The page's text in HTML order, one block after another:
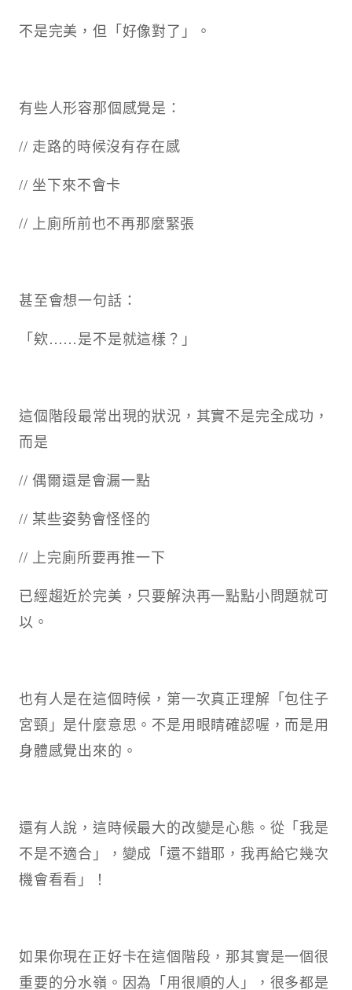
不是完美，但「好像對了」。
有些人形容那個感覺是：
// 走路的時候沒有存在感
// 坐下來不會卡
// 上廁所前也不再那麼緊張
甚至會想一句話：
「欸……是不是就這樣？」
這個階段最常出現的狀況，其實不是完全成功，
而是
// 偶爾還是會漏一點
// 某些姿勢會怪怪的
// 上完廁所要再推一下
已經趨近於完美，只要解決再一點點小問題就可
以。
也有人是在這個時候，第一次真正理解「包住子
宮頸」是什麼意思。不是用眼睛確認喔，而是用
身體感覺出來的。
還有人說，這時候最大的改變是心態。從「我是
不是不適合」，變成「還不錯耶，我再給它幾次
機會看看」！
如果你現在正好卡在這個階段，那其實是一個很
重要的分水嶺。因為「用很順的人」，很多都是